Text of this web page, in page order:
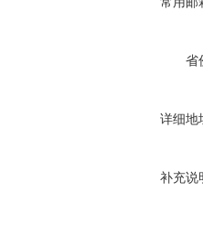
省
详细地
补充说